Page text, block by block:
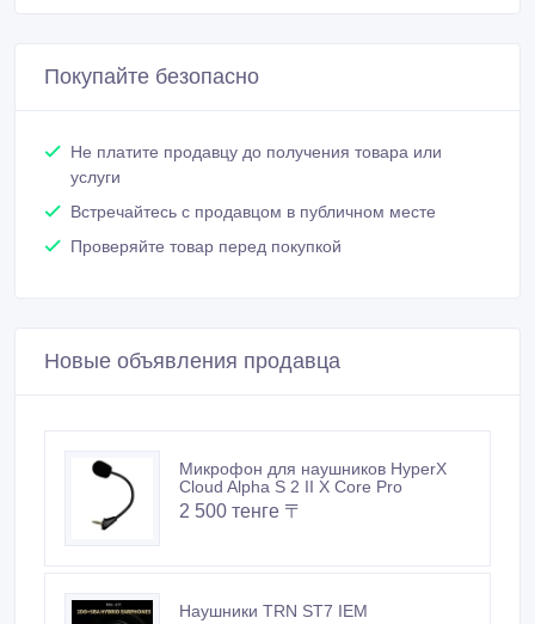
Покупайте безопасно
Не платите продавцу до получения товара или
услуги
Встречайтесь с продавцом в публичном месте
Проверяйте товар перед покупкой
Новые объявления продавца
Микрофон для наушников HyperX
Cloud Alpha S 2 II X Core Pro
2 500 тенге 〒
Наушники TRN ST7 IEM